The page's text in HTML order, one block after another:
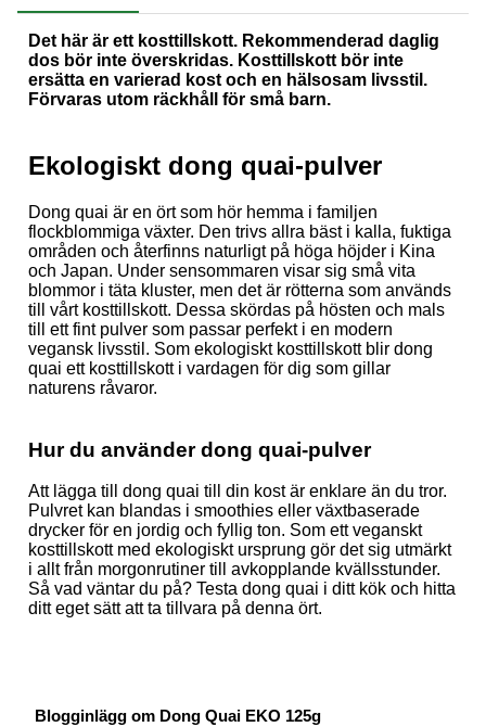
Det här är ett kosttillskott. Rekommenderad daglig
dos bör inte överskridas. Kosttillskott bör inte
ersätta en varierad kost och en hälsosam livsstil.
Förvaras utom räckhåll för små barn.
Ekologiskt dong quai-pulver
Dong quai är en ört som hör hemma i familjen
flockblommiga växter. Den trivs allra bäst i kalla, fuktiga
områden och återfinns naturligt på höga höjder i Kina
och Japan. Under sensommaren visar sig små vita
blommor i täta kluster, men det är rötterna som används
till vårt kosttillskott. Dessa skördas på hösten och mals
till ett fint pulver som passar perfekt i en modern
vegansk livsstil. Som ekologiskt kosttillskott blir dong
quai ett kosttillskott i vardagen för dig som gillar
naturens råvaror.
Hur du använder dong quai-pulver
Att lägga till dong quai till din kost är enklare än du tror.
Pulvret kan blandas i smoothies eller växtbaserade
drycker för en jordig och fyllig ton. Som ett veganskt
kosttillskott med ekologiskt ursprung gör det sig utmärkt
i allt från morgonrutiner till avkopplande kvällsstunder.
Så vad väntar du på? Testa dong quai i ditt kök och hitta
ditt eget sätt att ta tillvara på denna ört.
Blogginlägg om Dong Quai EKO 125g